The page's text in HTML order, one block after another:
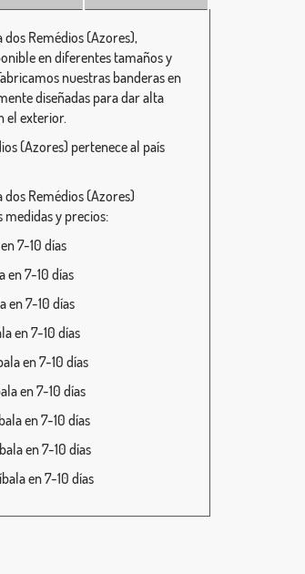
dos Remédios (Azores),
en diferentes tamaños y
nuestras banderas en
diseñadas para dar alta
el exterior.
(Azores) pertenece al país
dos Remédios (Azores)
medidas y precios:
7-10 días
en 7-10 días
en 7-10 días
en 7-10 días
en 7-10 días
en 7-10 días
en 7-10 días
en 7-10 días
en 7-10 días